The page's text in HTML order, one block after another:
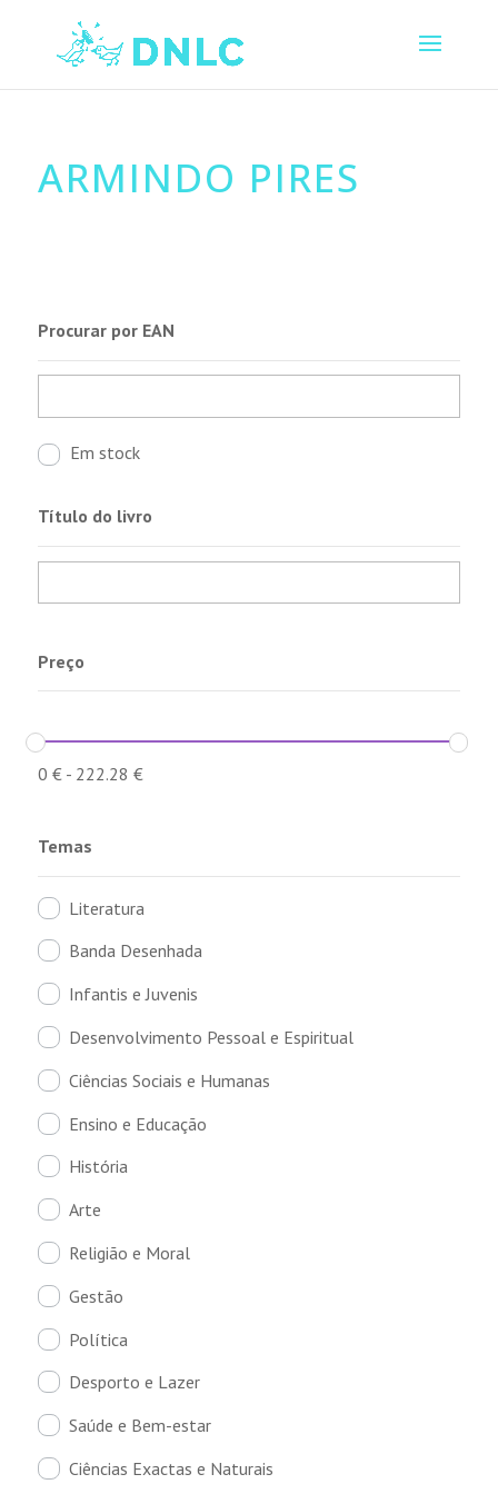
ARMINDO PIRES
Procurar por EAN
Em stock
Título do livro
Preço
0 €- 222.28 €
Temas
Literatura
Banda Desenhada
Infantis e Juvenis
Desenvolvimento Pessoal e Espiritual
Ciências Sociais e Humanas
Ensino e Educação
História
Arte
Religião e Moral
Gestão
Política
Desporto e Lazer
Saúde e Bem-estar
Ciências Exactas e Naturais